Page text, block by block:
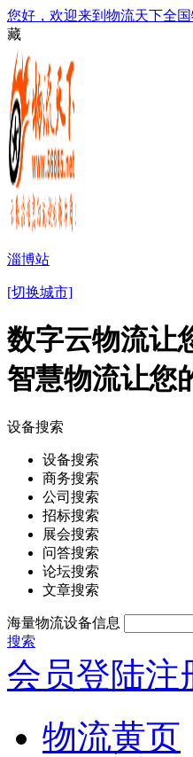
您好，欢迎来到物流天下全国
藏
淄博站
[切换城市]
数字云物流让
智慧物流让您
设备搜索
设备搜索
商务搜索
公司搜索
招标搜索
展会搜索
问答搜索
论坛搜索
文章搜索
海量物流设备信息
搜索
会员登陆注
物流黄页